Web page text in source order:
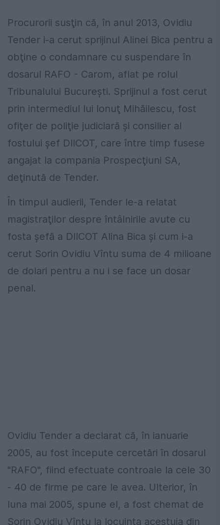
Procurorii susţin că, în anul 2013, Ovidiu
Tender i-a cerut sprijinul Alinei Bica pentru a
obţine o condamnare cu suspendare în
dosarul RAFO - Carom, aflat pe rolul
Tribunalului Bucureşti. Sprijinul a fost cerut
prin intermediul lui Ionuţ Mihăilescu, fost
ofiţer de poliţie judiciară şi consilier al
fostului şef DIICOT, care între timp fusese
angajat la compania Prospecţiuni SA,
deţinută de Tender.
În timpul audierii, Tender le-a relatat
magistraţilor despre întâlnirile avute cu
fosta şefă a DIICOT Alina Bica şi cum i-a
cerut Sorin Ovidiu Vîntu suma de 4 milioane
de dolari pentru a nu i se face un dosar
penal.
Ovidiu Tender a declarat că, în ianuarie
2005, au fost începute cercetări în dosarul
"RAFO", fiind efectuate controale la cele 30
- 40 de firme pe care le avea. Ulterior, în
luna mai 2005, spune el, a fost chemat de
Sorin Ovidiu Vîntu la locuinţa acestuia din